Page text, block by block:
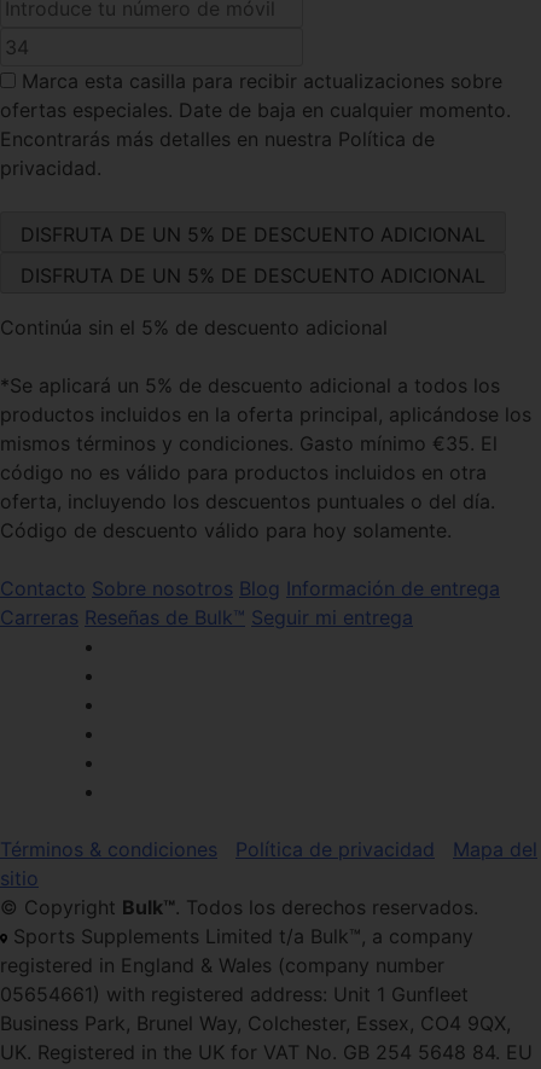
Marca esta casilla para recibir actualizaciones sobre
ofertas especiales. Date de baja en cualquier momento.
Encontrarás más detalles en nuestra Política de
privacidad.
Continúa sin el 5% de descuento adicional
*Se aplicará un 5% de descuento adicional a todos los
productos incluidos en la oferta principal, aplicándose los
mismos términos y condiciones. Gasto mínimo €35. El
código no es válido para productos incluidos en otra
oferta, incluyendo los descuentos puntuales o del día.
Código de descuento válido para hoy solamente.
Contacto Sobre nosotros Blog Información de entrega
Carreras Reseñas de Bulk™ Seguir mi entrega
Términos & condiciones Política de privacidad
Mapa del
sitio
© Copyright Bulk™. Todos los derechos reservados.
Sports Supplements Limited t/a Bulk™, a company
registered in England & Wales (company number
05654661) with registered address: Unit 1 Gunfleet
Business Park, Brunel Way, Colchester, Essex, CO4 9QX,
UK. Registered in the UK for VAT No. GB 254 5648 84. EU